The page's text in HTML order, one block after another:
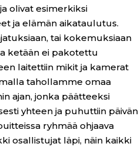
olivat esimerkiksi
ja elämän aikataulutus.
tai kokemuksiaan
ketään ei pakotettu
laitettiin mikit ja kamerat
tahollamme omaa
ajan, jonka päätteeksi
yhteen ja puhuttiin päivän
ryhmää ohjaava
osallistujat läpi, näin kaikki